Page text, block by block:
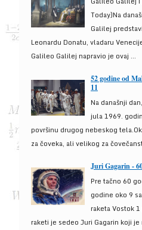
Today)Na
Galilej
Leonardu Donatu, vladaru
Galileo Galilej napravio je ovaj ...
52 godine od
11
Na današnji
jula 1969.
površinu drugog nebeskog
za čoveka, ali velikog za
Juri Gagarin -
Pre tačno 60
godine oko 9
raketa Vostok
raketi je sedeo Juri Gagarin koji